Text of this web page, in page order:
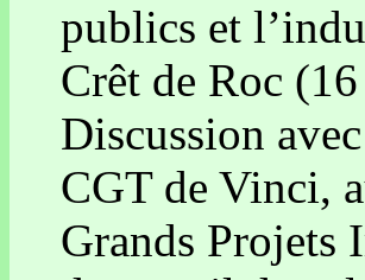
publics et
Crêt de Roc
Discussion
CGT de Vinci,
Grands Projets